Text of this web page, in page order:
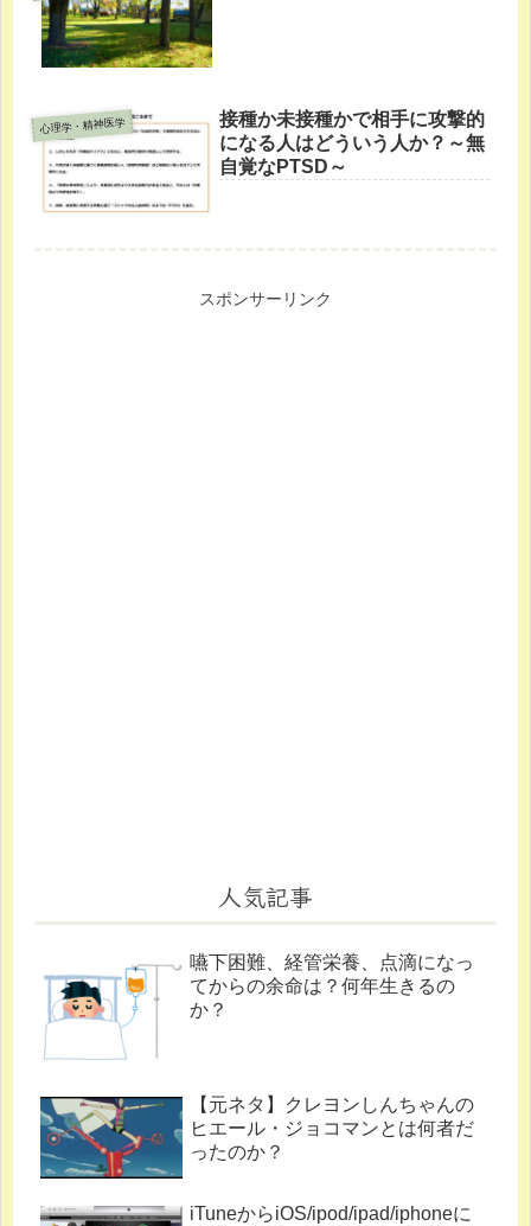
心理学・精神医学
接種か未接種かで相手に攻撃的
になる人はどういう人か？～無
自覚なPTSD～
スポンサーリンク
人気記事
嚥下困難、経管栄養、点滴になっ
てからの余命は？何年生きるの
か？
【元ネタ】クレヨンしんちゃんの
ヒエール・ジョコマンとは何者だ
ったのか？
iTuneからiOS/ipod/ipad/iphoneに